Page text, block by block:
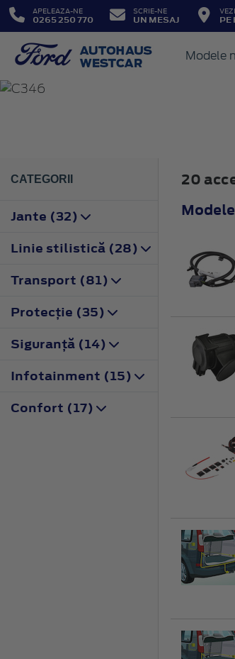
APELEAZA-NE
0265 250 770
SCRIE-NE
UN MESAJ
VEZI
PE
Modele
FOCUS
CATEGORII
Jante (32)
Linie stilistică (28)
Transport (81)
Protecţie (35)
Siguranţă (14)
Infotainment (15)
Confort (17)
20
Modele